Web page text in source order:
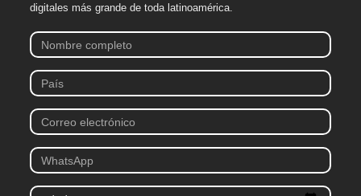
digitales más grande de toda latinoamérica.